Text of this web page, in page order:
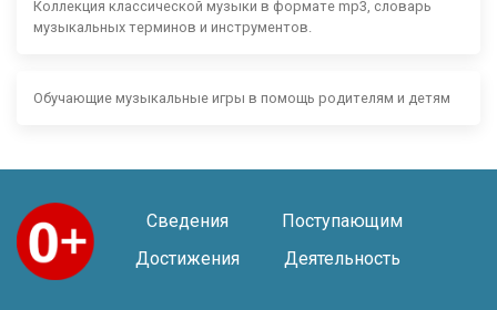
Коллекция классической музыки в формате mp3, словарь
музыкальных терминов и инструментов.
Обучающие музыкальные игры в помощь родителям и детям
Сведения
Поступающим
Достижения
Деятельность